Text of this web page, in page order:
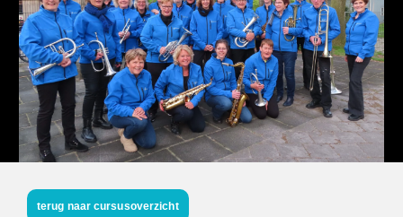
terug naar cursusoverzicht